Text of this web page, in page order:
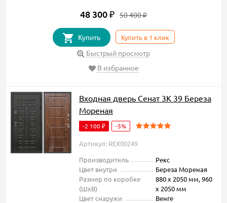
48 300 ₽ 50 400₽
Купить Купить в 1 клик
Быстрый просмотр
В избранное
Входная дверь Сенат 3К 39 Береза
Мореная
-2 100 ₽ -5%
Артикул: REX00249
Производитель
Рекс
Цвет внутри
Береза Мореная
Размер по коробке
(ШxВ)
880 х 2050 мм, 960
х 2050 мм
Цвет снаружи
Венге